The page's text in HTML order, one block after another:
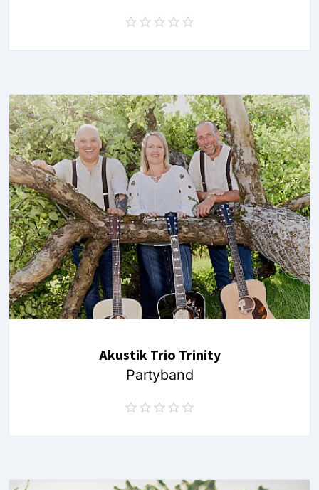
Akustik Trio Trinity
Partyband